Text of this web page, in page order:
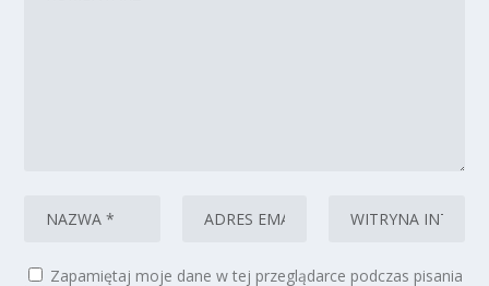
Zapamiętaj moje dane w tej przeglądarce podczas pisania